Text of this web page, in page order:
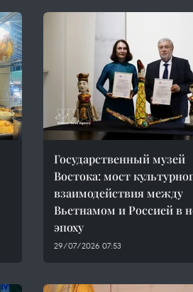
Государственный музей
Востока: мост
взаимодействия между
Вьетнамом и Россией в
эпоху
29/07/2026 07:53